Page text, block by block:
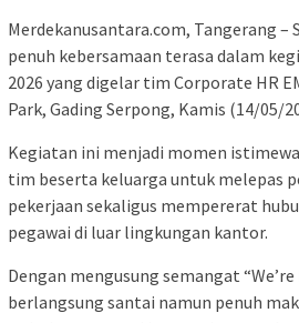
Merdekanusantara.com, Tangerang –
penuh kebersamaan terasa dalam
2026 yang digelar tim Corporate HR
Park, Gading Serpong, Kamis (14/05/
Kegiatan ini menjadi momen
tim beserta keluarga untuk melepas
pekerjaan sekaligus mempererat
pegawai di luar lingkungan kantor.
Dengan mengusung semangat “We’re
berlangsung santai namun penuh